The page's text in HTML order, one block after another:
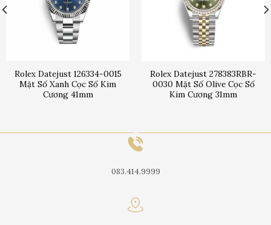
Rolex Datejust 126334-0015
Mặt Số Xanh Cọc Số Kim
Cương 41mm
Rolex Datejust 278383RBR-
0030 Mặt Số Olive Cọc Số
Kim Cương 31mm
083.414.9999